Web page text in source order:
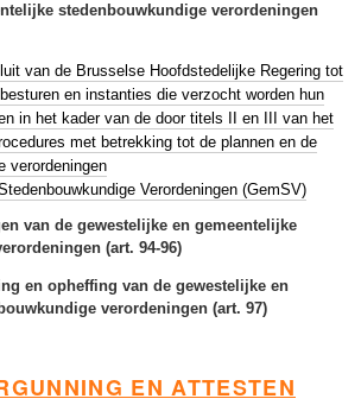
stedenbouwkundige verordeningen
van de Brusselse Hoofdstedelijke Regering tot
en instanties die verzocht worden hun
in het kader van de door titels II en III van het
met betrekking tot de plannen en de
verordeningen
Verordeningen (GemSV)
van de gewestelijke en gemeentelijke
(art. 94-96)
en opheffing van de gewestelijke en
verordeningen (art. 97)
EN ATTESTEN